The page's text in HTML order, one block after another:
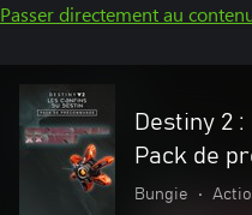
Passer directement au
Destiny 2
Pack de
Bungie •